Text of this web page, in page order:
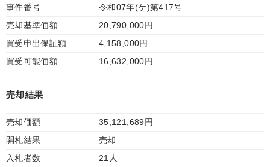
事件番号
令和07年(ケ)第417号
売却基準価額
20,790,000円
買受申出保証額
4,158,000円
買受可能価額
16,632,000円
売却結果
売却価額
35,121,689円
開札結果
売却
入札者数
21人